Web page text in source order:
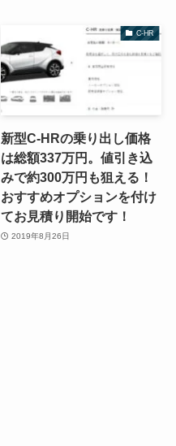
C-HR
新型C-HRの乗り出し価格
は総額337万円。値引き込
みで約300万円も狙える！
おすすめオプションを付け
てお見積り開始です！
2019年8月26日